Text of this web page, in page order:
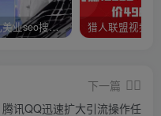
薛老丝儿美业seo搜索流量落地课，一周暴涨20w粉丝，全干货讲解
下一篇
腾讯QQ迅速扩大引流操作任